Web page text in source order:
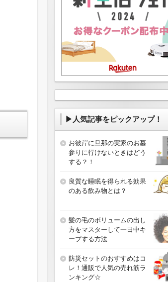
▶人気記事をピックアップ！
お彼岸に旦那の実家のお墓
参りに行けないときはどう
する？！
良質な睡眠を得られる効果
のある飲み物とは？
髪の毛のボリュームの出し
方をマスターして一日中キ
ープする方法
防災セットのおすすめはコ
レ！通販で人気の売れ筋ラ
ンキング☆